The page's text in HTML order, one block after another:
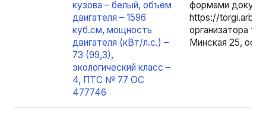
кузова – белый, объем
двигателя – 1596
куб.см, мощность
двигателя (кВт/л.с.) –
73 (99,3),
экологический класс –
4, ПТС № 77 ОС
477746
формами
https://
организатора
Минская 25, оф.